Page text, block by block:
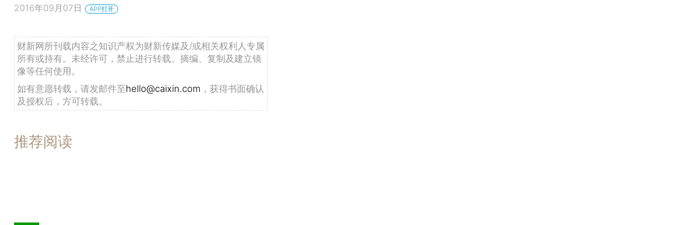
2016年09月07日 APP打开
财新网所刊载内容之知识产权为财新传媒及/或相关权利人专属
所有或持有。未经许可，禁止进行转载、摘编、复制及建立镜
像等任何使用。
如有意愿转载，请发邮件至hello@caixin.com ，获得书面确认
及授权后，方可转载。
推荐阅读